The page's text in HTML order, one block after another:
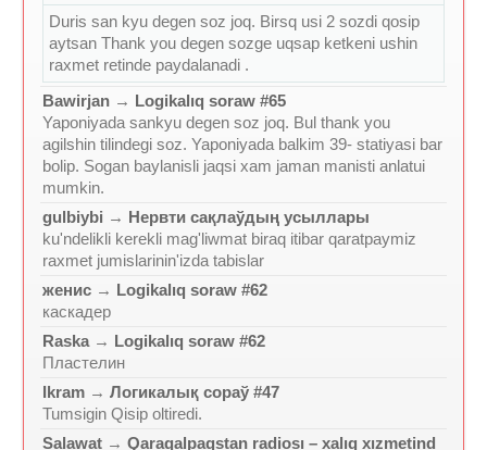
Duris san kyu degen soz joq. Birsq usi 2 sozdi qosip
aytsan Thank you degen sozge uqsap ketkeni ushin
raxmet retinde paydalanadi .
Bawirjan → Logikalıq soraw #65
Yaponiyada sankyu degen soz joq. Bul thank you
agilshin tilindegi soz. Yaponiyada balkim 39- statiyasi bar
bolip. Sogan baylanisli jaqsi xam jaman manisti anlatui
mumkin.
gulbiybi → Нервти сақлаўдың усыллары
ku'ndelikli kerekli mag'liwmat biraq itibar qaratpaymiz
raxmet jumislarinin'izda tabislar
женис → Logikalıq soraw #62
каскадер
Raska → Logikalıq soraw #62
Пластелин
Ikram → Логикалық сораў #47
Tumsigin Qisip oltiredi.
Salawat → Qaraqalpaqstan radiosı – xalıq xızmetind